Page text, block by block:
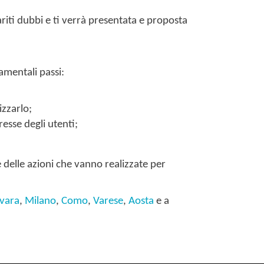
dubbi e ti verrà presentata e proposta
passi:
degli utenti;
azioni che vanno realizzate per
, Milano, Como, Varese, Aosta e a